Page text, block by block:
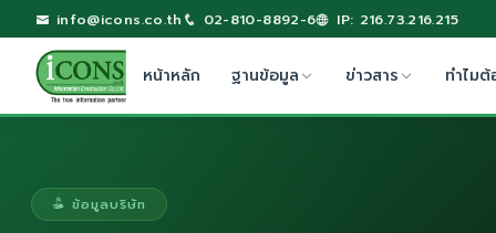
info@icons.co.th 02-810-8892-6 IP: 216.73.216.215
หน้าหลัก ฐานข้อมูล ข่าวสาร ทำไมต้
ข้อมูลบริษัท